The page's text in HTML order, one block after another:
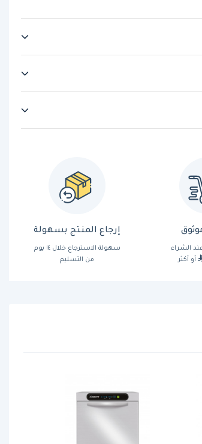
الشراء
أو أكثر
إرجاع المنتج بسهولة
سهولة الاسترجاع خلال ١٤ يوم
من التسليم